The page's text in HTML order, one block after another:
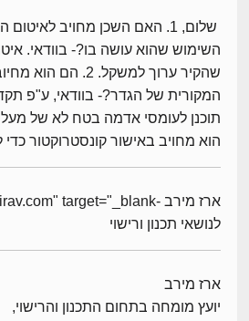
שלום, 1. האם השכן מחויב
השימוש שהוא עושה בו?- בוודאי.
שהקיר ערוך למשקל.
הוא מחויב באישור קונסטרוקטור כדי
לנושאי תכנון ורישוי
ארז מירב
יועץ מומחה בתחום התכנון והרישוי,